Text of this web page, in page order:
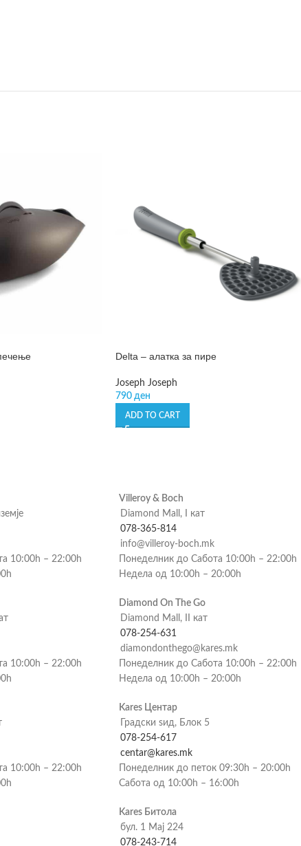
Delta – алатка за пире
Joseph Joseph
790 ден
ADD TO CART
10:00h – 22:00h
10:00h – 22:00h
10:00h – 22:00h
Villeroy & Boch
Diamond Mall, I кат
078-365-814
info@villeroy-boch.mk
Понеделник до Сабота 10:00h – 22:00h
Недела од 10:00h – 20:00h
Diamond On The Go
Diamond Mall, II кат
078-254-631
diamondonthego@kares.mk
Понеделник до Сабота 10:00h – 22:00h
Недела од 10:00h – 20:00h
Kares Центар
Градски ѕид, Блок 5
078-254-617
centar@kares.mk
Понеделник до петок 09:30h – 20:00h
Сабота од 10:00h – 16:00h
Kares Битола
бул. 1 Мај 224
078-243-714